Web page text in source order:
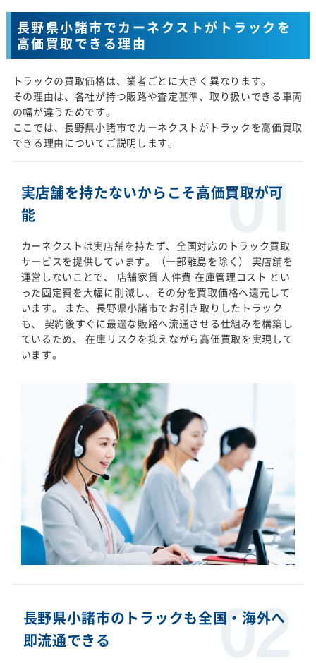
長野県小諸市でカーネクストがトラックを
高価買取できる理由
トラックの買取価格は、業者ごとに大きく異なります。
その理由は、各社が持つ販路や査定基準、取り扱いできる車両
の幅が違うためです。
ここでは、長野県小諸市でカーネクストがトラックを高価買取
できる理由についてご説明します。
実店舗を持たないからこそ高価買取が可
能
カーネクストは実店舗を持たず、全国対応のトラック買取
サービスを提供しています。（一部離島を除く） 実店舗を
運営しないことで、 店舗家賃 人件費 在庫管理コスト とい
った固定費を大幅に削減し、その分を買取価格へ還元して
います。 また、長野県小諸市でお引き取りしたトラック
も、 契約後すぐに最適な販路へ流通させる仕組みを構築し
ているため、 在庫リスクを抑えながら高価買取を実現して
います。
長野県小諸市のトラックも全国・海外へ
即流通できる